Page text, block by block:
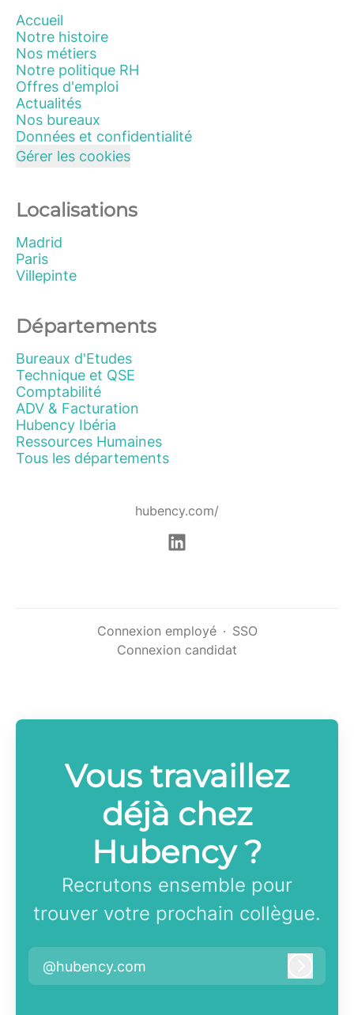
Accueil
Notre histoire
Nos métiers
Notre politique RH
Offres d'emploi
Actualités
Nos bureaux
Données et confidentialité
Gérer les cookies
Localisations
Madrid
Paris
Villepinte
Départements
Bureaux d'Etudes
Technique et QSE
Comptabilité
ADV & Facturation
Hubency Ibéria
Ressources Humaines
Tous les départements
hubency.com/
Connexion employé · SSO
Connexion candidat
Vous travaillez
déjà chez
Hubency ?
Recrutons ensemble pour
trouver votre prochain collègue.
@hubency.com